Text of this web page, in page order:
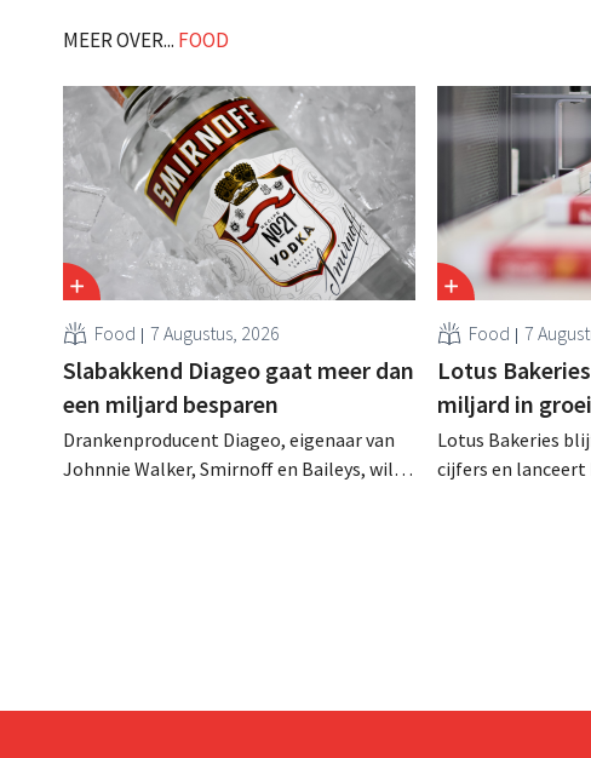
MEER OVER... FOOD
Food 7 Augustus, 2026
Slabakkend Diageo gaat meer dan
een miljard besparen
Drankenproducent Diageo, eigenaar van
Johnnie Walker, Smirnoff en Baileys, wil
Food 7
Lotus
miljard in
Lotus Bakeries
cijfers en